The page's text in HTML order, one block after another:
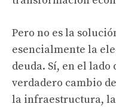
Pero no es la
esencialmente la
deuda. Sí, en el lado
verdadero cambio
la infraestructura,